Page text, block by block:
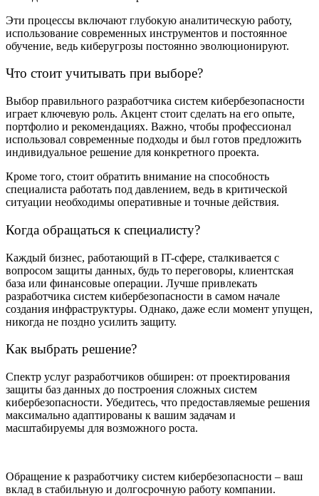
Эти процессы включают глубокую аналитическую работу,
использование современных инструментов и постоянное
обучение, ведь киберугрозы постоянно эволюционируют.
Что стоит учитывать при выборе?
Выбор правильного разработчика систем кибербезопасности
играет ключевую роль. Акцент стоит сделать на его опыте,
портфолио и рекомендациях. Важно, чтобы профессионал
использовал современные подходы и был готов предложить
индивидуальное решение для конкретного проекта.
Кроме того, стоит обратить внимание на способность
специалиста работать под давлением, ведь в критической
ситуации необходимы оперативные и точные действия.
Когда обращаться к специалисту?
Каждый бизнес, работающий в IT-сфере, сталкивается с
вопросом защиты данных, будь то переговоры, клиентская
база или финансовые операции. Лучше привлекать
разработчика систем кибербезопасности в самом начале
создания инфраструктуры. Однако, даже если момент упущен,
никогда не поздно усилить защиту.
Как выбрать решение?
Спектр услуг разработчиков обширен: от проектирования
защиты баз данных до построения сложных систем
кибербезопасности. Убедитесь, что предоставляемые решения
максимально адаптированы к вашим задачам и
масштабируемы для возможного роста.
Обращение к разработчику систем кибербезопасности – ваш
вклад в стабильную и долгосрочную работу компании.